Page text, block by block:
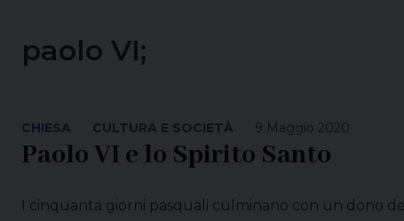
paolo VI;
9 Maggio 2020
CHIESA CULTURA E SOCIETÀ
Paolo VI e lo Spirito Santo
I cinquanta giorni pasquali culminano con un dono